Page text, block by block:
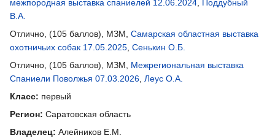
межпородная выставка спаниелей 12.06.2024 Поддубный
В.А.
Отлично, (105 баллов), МЗМ, Самарская областная выставка
охотничьих собак 17.05.2025 Сенькин О.Б.
Отлично, (105 баллов), МЗМ, Межрегиональная выставка
Спаниели Поволжья 07.03.2026 Леус О.А.
Класс: первый
Регион: Саратовская область
Владелец: Алейников Е.М.